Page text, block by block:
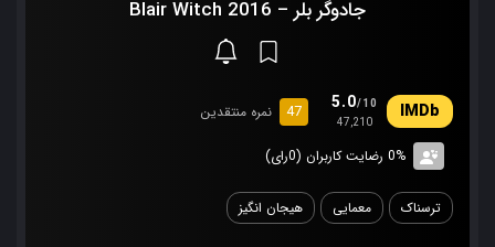
جادوگر بلر – Blair Witch 2016
5.0/10
47,210
47 نمره منتقدین
0% رضایت کاربران (0رای)
ترسناک معمایی هیجان انگیز